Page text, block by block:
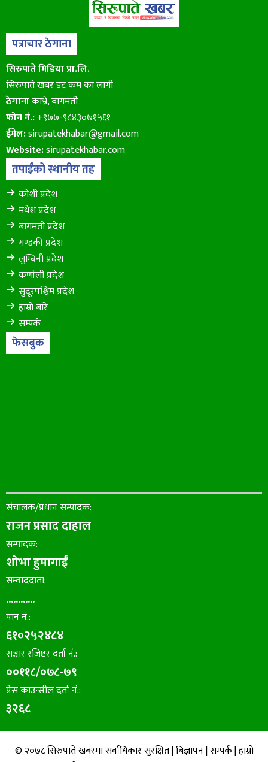
पत्राचार ठेगाना
सिरुपाते मिडिया प्रा.लि.
सिरुपाते खबर डट कम का लागी
ठेगानाकाभ्रे, बागमती
फोन नं.:+९७७-९८४३०७१५६१
ईमेल:sirupatekhabar@gmail.com
Website:sirupatekhabar.com
तपाईंको स्थानीय तह
कोशी प्रदेश
मधेश प्रदेश
बागमती प्रदेश
गण्डकी प्रदेश
लुम्बिनी प्रदेश
कर्णाली प्रदेश
सुदूरपश्चिम प्रदेश
हाम्रो बारे
सम्पर्क
फेसबुक
संचालक/प्रधान सम्पादक:
राजन प्रसाद दाहाल
सम्पादक:
शोभा हुमागाईँ
सम्वाददाता:
............
पान नं.:
६१०२५२४८४
सञ्चार रजिष्टर दर्ता नं.:
००११८/०७८-७९
प्रेस काउन्सील दर्ता नं.:
३२६८
© २०७८ सिरुपाते खबरमा सर्वाधिकार सुरक्षित |बिज्ञापन|सम्पर्क|हाम्रो